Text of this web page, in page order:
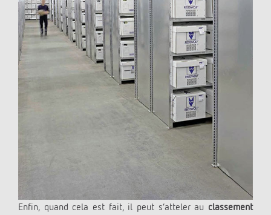
Enfin, quand cela est fait, il peut s’atteler au classement